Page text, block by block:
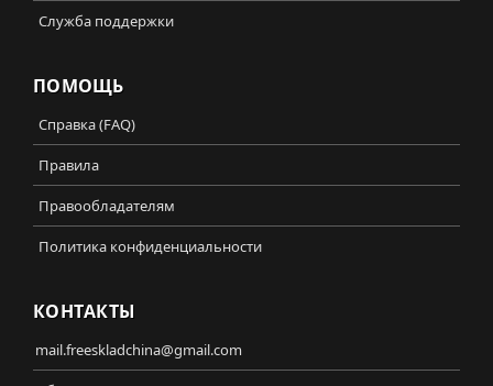
Служба поддержки
ПОМОЩЬ
Справка (FAQ)
Правила
Правообладателям
Политика конфиденциальности
КОНТАКТЫ
mail.freeskladchina@gmail.com